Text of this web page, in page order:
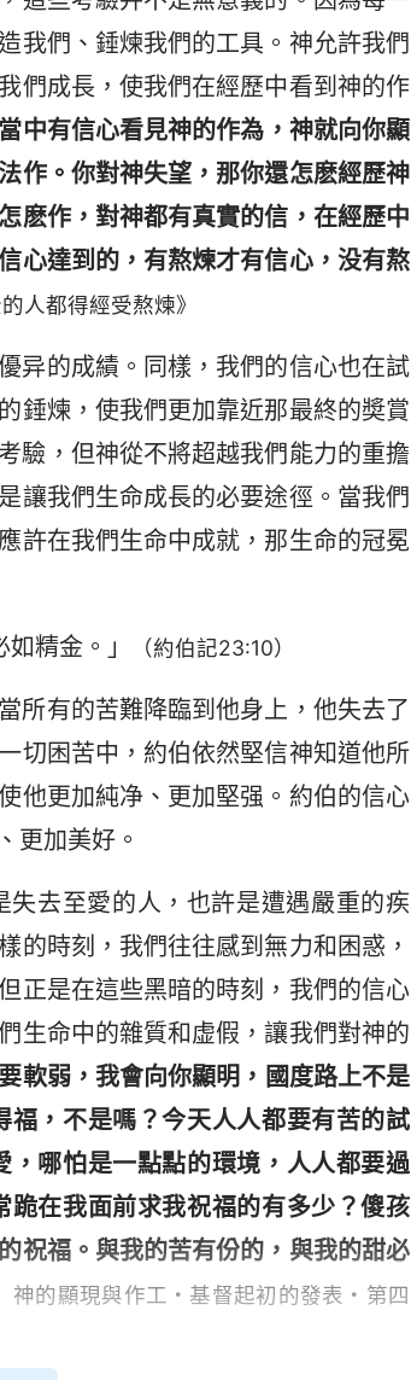
我們、錘煉我們的工具。神允許我們
們成長，使我們在經歷中看到神的作
中有信心看見神的作為，神就向你顯
作。你對神失望，那你還怎麽經歷神
麽作，對神都有真實的信，在經歷中
心達到的，有熬煉才有信心，没有熬
人都得經受熬煉》
异的成績。同樣，我們的信心也在試
錘煉，使我們更加靠近那最終的奬賞
，但神從不將超越我們能力的重擔
讓我們生命成長的必要途徑。當我們
許在我們生命中成就，那生命的冠冕
精金。」 （約伯記23:10）
所有的苦難降臨到他身上，他失去了
切困苦中，約伯依然堅信神知道他所
他更加純净、更加堅强。約伯的信心
更加美好。
去至愛的人，也許是遭遇嚴重的疾
的時刻，我們往往感到無力和困惑，
正是在這些黑暗的時刻，我們的信心
生命中的雜質和虚假，讓我們對神的
軟弱，我會向你顯明，國度路上不是
，不是嗎？今天人人都要有苦的試
哪怕是一點點的環境，人人都要過
跪在我面前求我祝福的有多少？傻孩
祝福。與我的苦有份的，與我的甜必
神的顯現與作工・基督起初的發表・第四